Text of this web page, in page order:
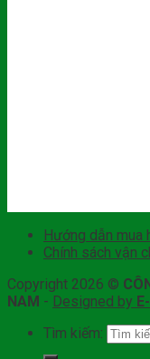
Hướng dẫn mua
Chính sách vận
Copyright 2026 ©
NAM - Designed by
Tìm kiếm: